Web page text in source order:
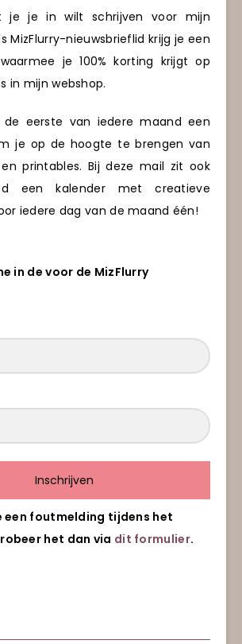
je je in wilt schrijven voor mijn
MizFlurry-nieuwsbrieflid krijg je een
je 100% korting krijgt op
in mijn webshop.
eerste van iedere maand een
je op de hoogte te brengen van
printables. Bij deze mail zit ook
een kalender met creatieve
iedere dag van de maand één!
in de voor de MizFlurry
Inschrijven
een foutmelding tijdens het
het dan via dit formulier.